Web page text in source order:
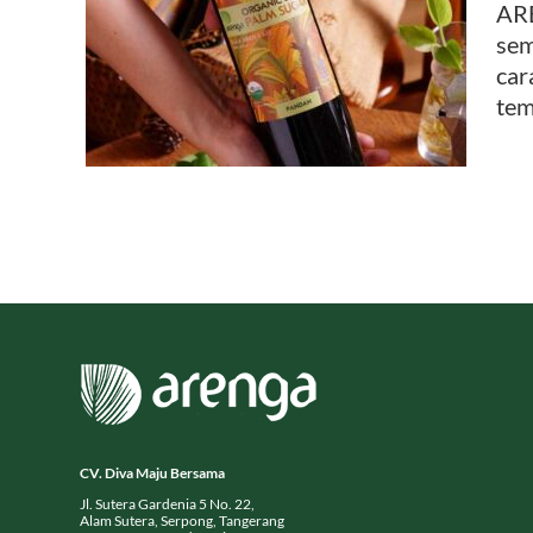
CV. Diva Maju Bersama
Jl. Sutera Gardenia 5 No. 22,
Alam Sutera, Serpong, Tangerang